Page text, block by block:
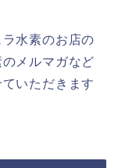
水素のお店の
メルマガなど
いただきます